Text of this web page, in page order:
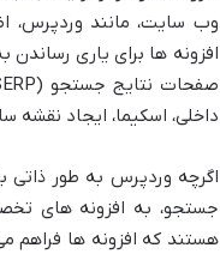
وب سایت، مانند وردپرس،
افزونه ها برای یاری
داخلی، اسکیما، ایجاد نقشه
اگرچه وردپرس به طور ذاتی
جستجو، به افزونه های
هستند که افزونه ها فراهم